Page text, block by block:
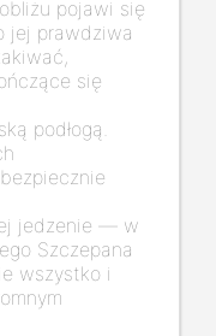
pojawi się
jej prawdziwa
się
podłogą.
jedzenie — w
Szczepana
wszystko i